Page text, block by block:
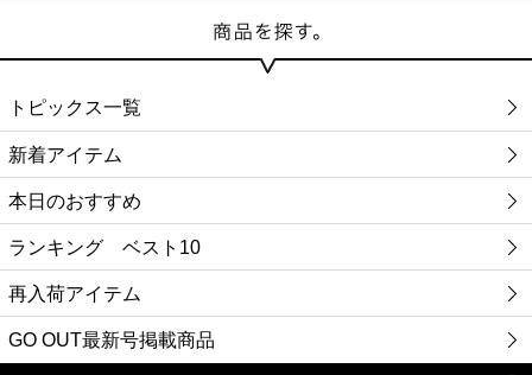
トピックス一覧
新着アイテム
本日のおすすめ
ランキング ベスト10
再入荷アイテム
GO OUT最新号掲載商品